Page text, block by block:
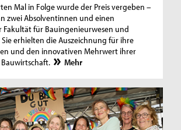
Mal in Folge wurde der Preis vergeben –
zwei Absolventinnen und einen
Fakultät für Bauingenieurwesen und
erhielten die Auszeichnung für ihre
und den innovativen Mehrwert ihrer
Mehr